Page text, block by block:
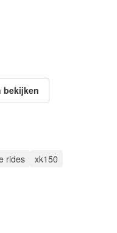
bekijken
rides xk150